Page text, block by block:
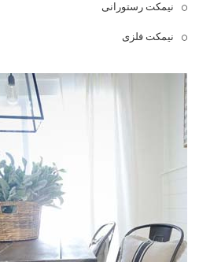
نیمکت رستورانی
نیمکت فلزی